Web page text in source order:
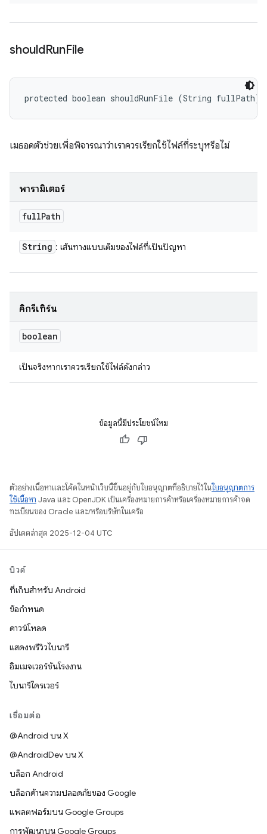
shouldRunFile
protected boolean shouldRunFile (String fullPath)
เมธอดตัวช่วยเพื่อพิจารณาว่าเราควรเรียกใช้ไฟล์ที่ระบุหรือไม่
พารามิเตอร์
fullPath
String : เส้นทางแบบเต็มของไฟล์ที่เป็นปัญหา
คิกรีเทิร์น
boolean
เป็นจริงหากเราควรเรียกใช้ไฟล์ดังกล่าว
ข้อมูลนี้มีประโยชน์ไหม
ตัวอย่างเนื้อหาและโค้ดในหน้าเว็บนี้ขึ้นอยู่กับใบอนุญาตที่อธิบายไว้ในใบอนุญาตการ
ใช้เนื้อหา Java และ OpenJDK เป็นเครื่องหมายการค้าหรือเครื่องหมายการค้าจด
ทะเบียนของ Oracle และ/หรือบริษัทในเครือ
อัปเดตล่าสุด 2025-12-04 UTC
บิวด์
ที่เก็บสำหรับ Android
ข้อกำหนด
ดาวน์โหลด
แสดงพรีวิวไบนารี
อิมเมจเวอร์ชันโรงงาน
ไบนารีไดรเวอร์
เชื่อมต่อ
@Android บน X
@AndroidDev บน X
บล็อก Android
บล็อกด้านความปลอดภัยของ Google
แพลตฟอร์มบน Google Groups
การพัฒนาบน Google Groups